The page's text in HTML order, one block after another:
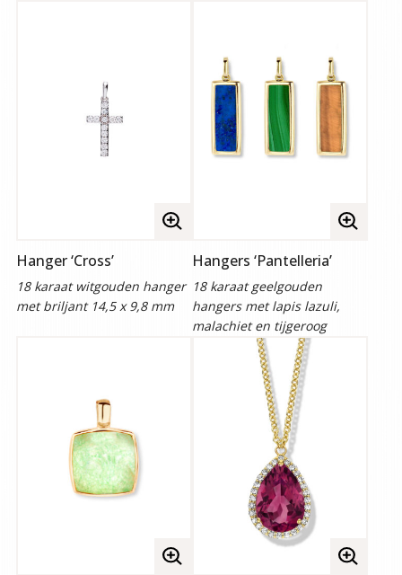
Volledige
bekijken
Hanger ‘Cross’
18 karaat witgouden hanger
met briljant 14,5 x 9,8 mm
Volledige
Hangers ‘Pantelleria’
18 karaat geelgouden
hangers met lapis lazuli,
malachiet en tijgeroog
Volledige
Volledige